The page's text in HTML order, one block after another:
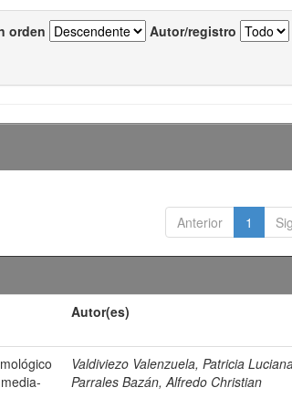
orden Autor/registro
Anterior 1
Autor(es)
Valdiviezo Valenzuela, Patricia
Parrales Bazán, Alfredo Christian